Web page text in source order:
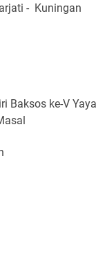
- Kuningan
Baksos ke-V